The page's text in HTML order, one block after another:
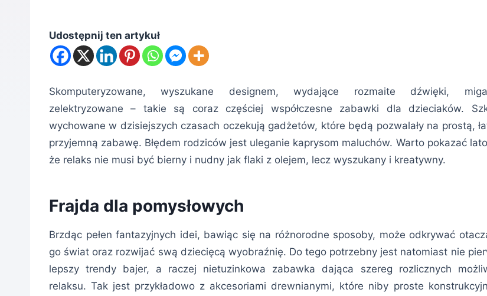
Udostępnij ten artykuł
Skomputeryzowane, wyszukane designem, wydające rozmaite dźwięki,
zelektryzowane – takie są coraz częściej współczesne zabawki dla dzieciaków.
wychowane w dzisiejszych czasach oczekują gadżetów, które będą pozwalały na prostą,
przyjemną zabawę. Błędem rodziców jest uleganie kaprysom maluchów. Warto pokazać
że relaks nie musi być bierny i nudny jak flaki z olejem, lecz wyszukany i kreatywny.
Frajda dla pomysłowych
Brzdąc pełen fantazyjnych idei, bawiąc się na różnorodne sposoby, może odkrywać
go świat oraz rozwijać swą dziecięcą wyobraźnię. Do tego potrzebny jest natomiast nie
lepszy trendy bajer, a raczej nietuzinkowa zabawka dająca szereg rozlicznych
relaksu. Tak jest przykładowo z akcesoriami drewnianymi, które niby proste